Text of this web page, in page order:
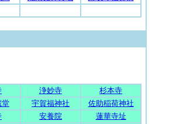
浄妙寺
杉本寺
堂 宇賀福神社
佐助稲荷神社
安養院
蓮華寺址